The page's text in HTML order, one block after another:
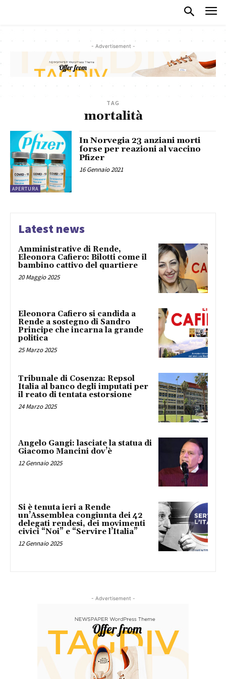
- Advertisement -
TAG
mortalità
APERTURA
In Norvegia 23 anziani morti
forse per reazioni al vaccino
Pfizer
16 Gennaio 2021
Latest news
Amministrative di Rende,
Eleonora Cafiero: Bilotti come il
bambino cattivo del quartiere
20 Maggio 2025
Eleonora Cafiero si candida a
Rende a sostegno di Sandro
Principe che incarna la grande
politica
25 Marzo 2025
Tribunale di Cosenza: Repsol
Italia al banco degli imputati per
il reato di tentata estorsione
24 Marzo 2025
Angelo Gangi: lasciate la statua di
Giacomo Mancini dov’è
12 Gennaio 2025
Si è tenuta ieri a Rende
un’Assemblea congiunta dei 42
delegati rendesi, dei movimenti
civici “Noi” e “Servire l’Italia”
12 Gennaio 2025
- Advertisement -